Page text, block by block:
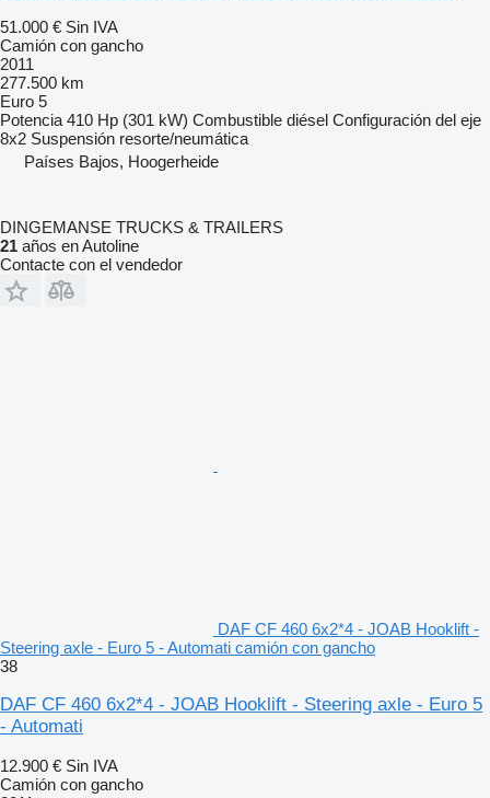
51.000 € Sin IVA
Camión con gancho
2011
277.500 km
Euro 5
Potencia 410 Hp (301 kW) Combustible diésel Configuración del eje
8x2 Suspensión resorte/neumática
Países Bajos, Hoogerheide
DINGEMANSE TRUCKS & TRAILERS
21 años en Autoline
Contacte con el vendedor
DAF CF 460 6x2*4 - JOAB Hooklift -
Steering axle - Euro 5 - Automati camión con gancho
38
DAF CF 460 6x2*4 - JOAB Hooklift - Steering axle - Euro 5
- Automati
12.900 € Sin IVA
Camión con gancho